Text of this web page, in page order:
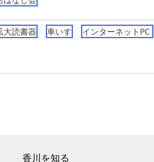
大読書器 車いす インターネットPC
香川を知る